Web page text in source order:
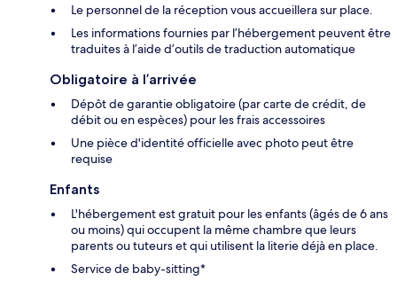
Le personnel de la réception vous accueillera sur place.
Les informations fournies par l’hébergement peuvent être
traduites à l’aide d’outils de traduction automatique
Obligatoire à l’arrivée
Dépôt de garantie obligatoire (par carte de crédit, de
débit ou en espèces) pour les frais accessoires
Une pièce d'identité officielle avec photo peut être
requise
Enfants
L'hébergement est gratuit pour les enfants (âgés de 6 ans
ou moins) qui occupent la même chambre que leurs
parents ou tuteurs et qui utilisent la literie déjà en place.
Service de baby-sitting*